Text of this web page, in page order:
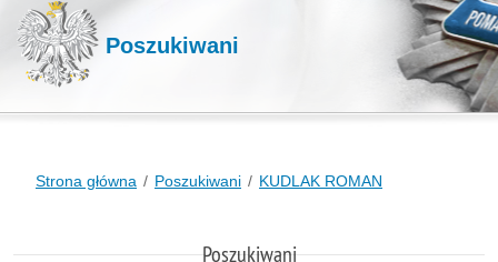
Poszukiwani
Strona główna Poszukiwani KUDLAK ROMAN
Poszukiwani